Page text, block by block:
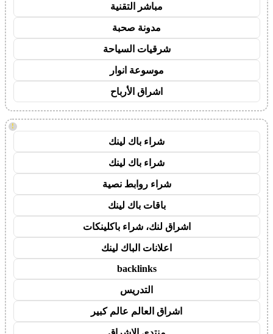
مباشر التقنية
مدونة صحبة
شرقيات السياحة
موسوعة انوار
اشراق الأرباح
!
شراء باك لينك
شراء باك لينك
شراء روابط نصية
باقات باك لينك
اشراق لنك، شراء باكلينكات
اعلانات الباك لينك
backlinks
التدريس
اشراق العالم عالم كبير